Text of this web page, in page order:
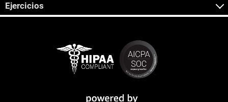
Ejercicios